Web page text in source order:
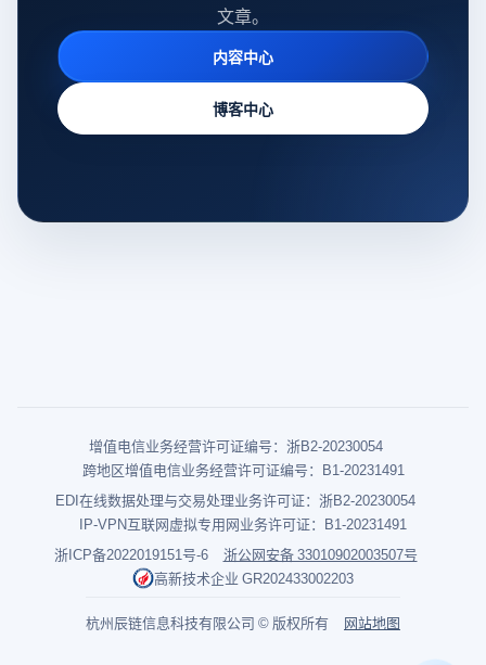
文章。
内容中心
博客中心
增值电信业务经营许可证编号：浙B2-20230054
跨地区增值电信业务经营许可证编号：B1-20231491
EDI在线数据处理与交易处理业务许可证：浙B2-20230054
IP-VPN互联网虚拟专用网业务许可证：B1-20231491
浙ICP备2022019151号-6
浙公网安备 33010902003507号
高新技术企业 GR202433002203
杭州辰链信息科技有限公司 © 版权所有 网站地图